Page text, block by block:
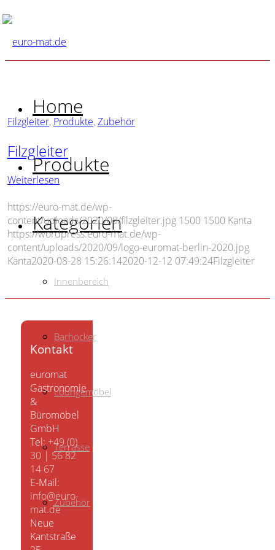
Home
Produkte
Kategorien
Innenbereich
Barhocker
Loungemöbel
Terrasse
Zubehör
Filzgleiter, Produkte,Zubehör
Filzgleiter
Weiterlesen
https://euro-mat.de/wp-
content/uploads/2020/08/filzgleiter.jpg 1500 1500 Kanta
https://wordpress.euro-mat.de/wp-
content/uploads/2020/09/logo-euromat-berlin-2020.jpg
Kanta2020-08-28 15:26:142020-12-12 07:49:24Filzgleiter
Kontakt
euromat
Gastronomie
&
Büromöbel
GmbH
Tel: +49 (0)
30 | 56 82
14 67
E-Mail:
info@euro-
mat.de
Neue
Kantstraße